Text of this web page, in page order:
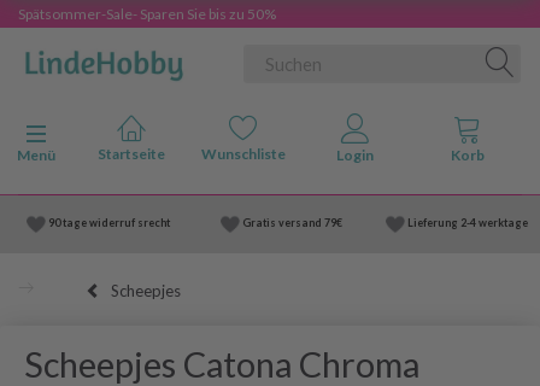
Spätsommer-Sale- Sparen Sie bis zu 50%
Anzeige ändern
Menü
90 tage widerruf srecht Gratis versand 79€ Lieferung 2-4 werktage
Scheepjes
Scheepjes Catona Chroma